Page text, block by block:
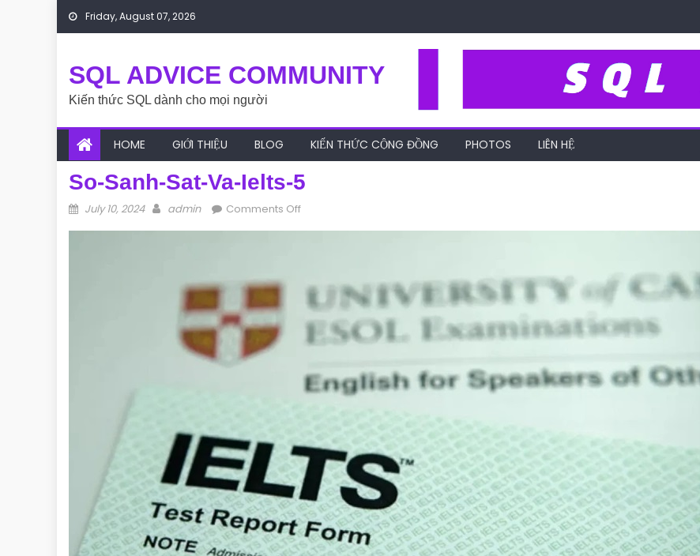
Skip to content
Friday, August 07, 2026
SQL ADVICE COMMUNITY
Kiến thức SQL dành cho mọi người
HOME GIỚI THIỆU BLOG KIẾN THỨC CỘNG ĐỒNG PHOTOS LIÊN HỆ
So-Sanh-Sat-Va-Ielts-5
Posted on
July 10, 2024 Author
admin Comments Off